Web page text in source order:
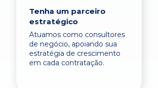
Tenha um parceiro
estratégico
Atuamos como consultores
de negócio, apoiando sua
estratégia de crescimento
em cada contratação.